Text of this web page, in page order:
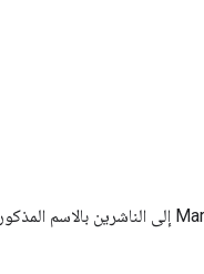
ناشرًا في Marketplace API. وتشير الموارد الأخرى في Marketplace API إلى الناشرين بالاسم المذكور